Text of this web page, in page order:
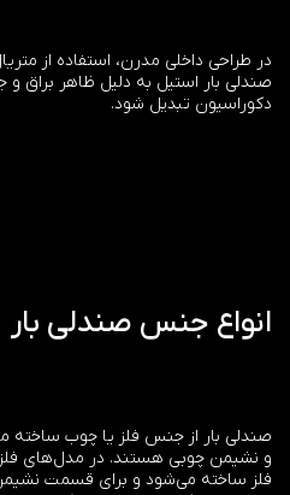
در طراحی داخلی مدرن، استفاده از
صندلی بار استیل به دلیل ظاهر براق و
دکوراسیون تبدیل شود.
انواع جنس صندلی بار
صندلی بار از جنس فلز یا چوب ساخته
و نشیمن چوبی هستند. در مدل‌های
فلز ساخته می‌شود و برای قسمت نشیمن